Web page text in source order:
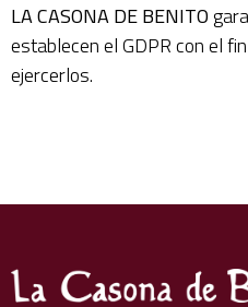
LA CASONA DE BENITO
establecen el GDPR con el
ejercerlos.